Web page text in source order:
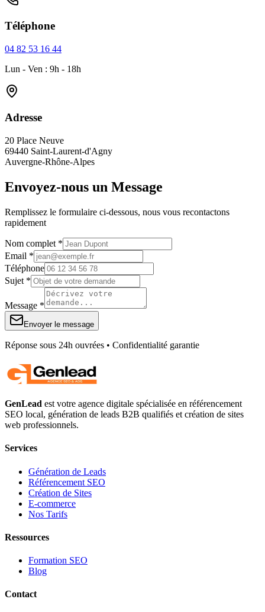
Téléphone
04 82 53 16 44
Lun - Ven : 9h - 18h
Adresse
20 Place Neuve
69440 Saint-Laurent-d'Agny
Auvergne-Rhône-Alpes
Envoyez-nous un Message
Remplissez le formulaire ci-dessous, nous vous recontactons
rapidement
Nom complet *
Email *
Téléphone
Sujet *
Message *
Envoyer le message
Réponse sous 24h ouvrées • Confidentialité garantie
GenLead est votre agence digitale spécialisée en référencement
SEO local, génération de leads B2B qualifiés et création de sites
web professionnels.
Services
Génération de Leads
Référencement SEO
Création de Sites
E-commerce
Nos Tarifs
Ressources
Formation SEO
Blog
Contact